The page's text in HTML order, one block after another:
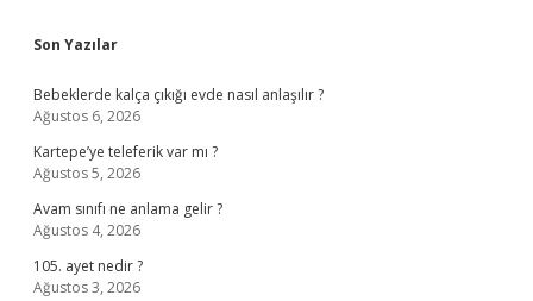
Sidebar
Son Yazılar
Bebeklerde kalça çıkığı evde nasıl anlaşılır ?
Ağustos 6, 2026
Kartepe’ye teleferik var mı ?
Ağustos 5, 2026
Avam sınıfı ne anlama gelir ?
Ağustos 4, 2026
105. ayet nedir ?
Ağustos 3, 2026